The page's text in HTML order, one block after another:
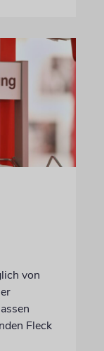
von
Fleck